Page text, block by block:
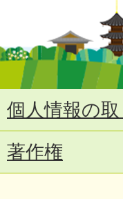
個人情報の
著作権